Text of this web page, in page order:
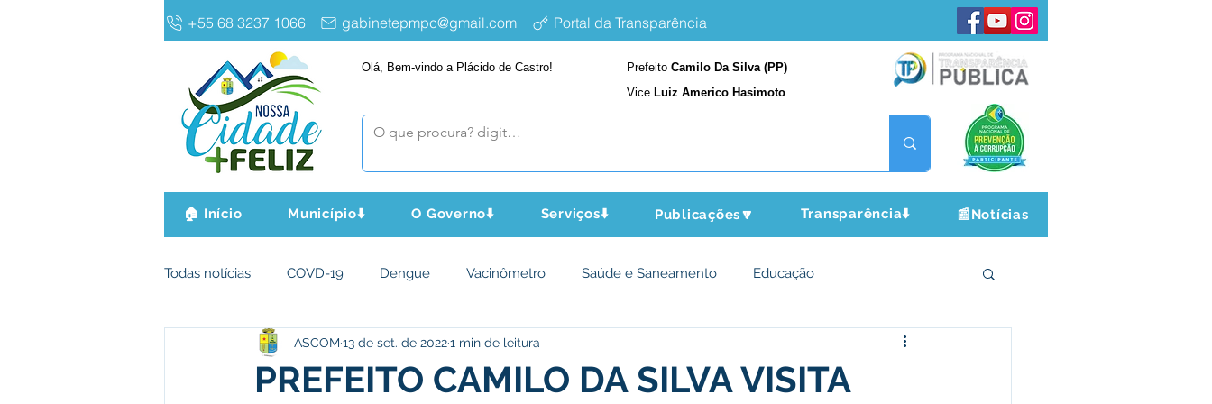
+55 68 3237 1066 gabinetepmpc@gmail.com Portal da Transparência
Olá, Bem-vindo a Plácido de Castro! Prefeito Camilo Da Silva (PP)
Vice Luiz Americo Hasimoto
🏠 Início Município⬇️ O Governo⬇️ Serviços⬇️ Publicações🔽 Transparência⬇️ 📰Notícias
Todas notícias COVD-19 Dengue Vacinômetro Saúde e Saneamento Educação
Infraestrutura e Obras Agricultura e Meio Ambiente
PREFEITO CAMILO DA SILVA VISITA
ASCOM 13 de set. de 20221 min de leitura